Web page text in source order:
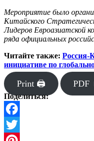
Мероприятие было
Китайского
Лидеров Евроазиатской
ряда официальных
Читайте также: Россия-
инициативе по
Print 🖨 PDF
Поделиться:
Facebook